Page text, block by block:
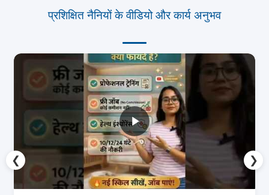
प्रशिक्षित नैनियों के वीडियो और कार्य अनुभव
❮ ❯